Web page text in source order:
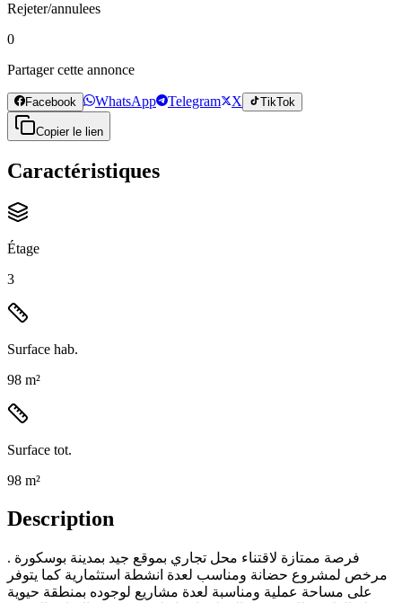
Rejeter/annulees
0
Partager cette annonce
Facebook WhatsApp Telegram X TikTok
Copier le lien
Caractéristiques
Étage
3
Surface hab.
98 m²
Surface tot.
98 m²
Description
فرصة ممتازة لاقتناء محل تجاري بموقع جيد بمدينة بوسكورة .
مرخص لمشروع حضانة ومناسب لعدة انشطة استثمارية كما يتوفر
على مساحة عملية ومناسبة لعدة مشاريع لوجوده بمنطقة حيوية